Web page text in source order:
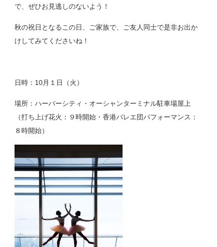
で、ぜひお見逃しのないよう！
秋の祝日となるこの日、ご家族で、ご友人同士で是非お出か
けしてみてくださいね！
日時：10月１日（火）
場所：ハーバーシティ・オーシャンターミナル駐車場屋上
（打ち上げ花火：９時開始・香港バレエ団パフォーマンス：
８時開始）